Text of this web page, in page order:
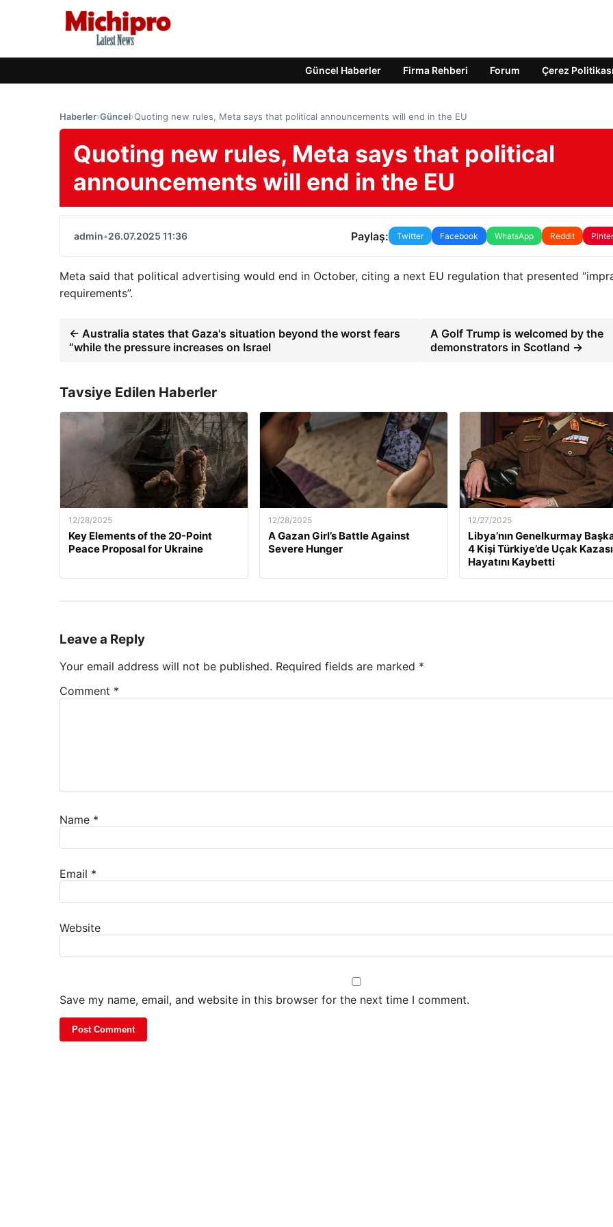
Güncel Haberler Firma Rehberi Forum Çerez Politikası
Haberler›Güncel›Quoting new rules, Meta says that political announcements will end in the EU
Quoting new rules, Meta says that political
announcements will end in the EU
admin•26.07.2025 11:36 Paylaş: Twitter Facebook WhatsApp Reddit
Meta said that political advertising would end in October, citing a next EU regulation that presented
requirements”.
← Australia states that Gaza's situation beyond the worst fears
“while the pressure increases on Israel
A Golf Trump is welcomed by the
demonstrators in Scotland →
Tavsiye Edilen Haberler
12/28/2025
Key Elements of the 20-Point
Peace Proposal for Ukraine
12/28/2025
A Gazan Girl’s Battle Against
Severe Hunger
12/27/2025
Libya’nın Genelkurmay
4 Kişi Türkiye’de Uçak
Hayatını Kaybetti
Leave a Reply
Your email address will not be published. Required fields are marked *
Comment *
Name *
Email *
Website
Save my name, email, and website in this browser for the next time I comment.